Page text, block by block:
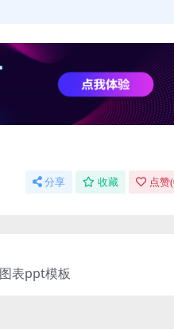
分享 收藏 点赞(
表ppt模板